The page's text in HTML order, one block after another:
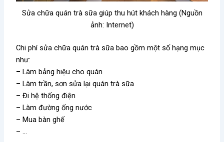
Sửa chữa quán trà sữa giúp thu hút khách hàng (Nguồn
ảnh: Internet)
Chi phí sửa chữa quán trà sữa bao gồm một số hạng mục
như:
– Làm bảng hiệu cho quán
– Làm trần, sơn sửa lại quán trà sữa
– Đi hệ thống điện
– Làm đường ống nước
– Mua bàn ghế
– …